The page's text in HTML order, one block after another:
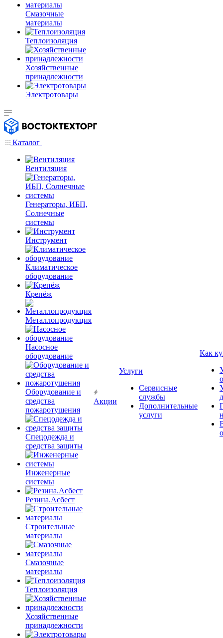
Смазочные
материалы
Теплоизоляция
Хозяйственные
принадлежности
Электротовары
Каталог
Вентиляция
Генераторы, ИБП,
Солнечные
системы
Инструмент
Климатическое
оборудование
Крепёж
Металлопродукция
Насосное
оборудование
Оборудование и
средства
пожаротушения
Спецодежда и
средства защиты
Инженерные
системы
Резина.Асбест
Строительные
материалы
Смазочные
материалы
Теплоизоляция
Хозяйственные
принадлежности
Акции
Услуги
Сервисные
службы
Дополнительные
услуги
Как